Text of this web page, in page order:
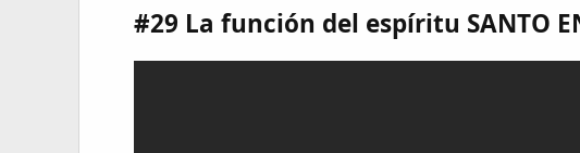
#29 La función del espíritu SANTO